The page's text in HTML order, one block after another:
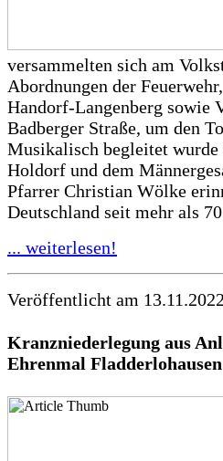
versammelten sich am
Abordnungen der
Handorf-Langenberg sowie
Badberger Straße, um den
Musikalisch begleitet
Holdorf und dem
Pfarrer Christian Wölke
Deutschland seit mehr als
... weiterlesen!
Veröffentlicht am 13.11.2022
Kranzniederlegung aus
Ehrenmal Fladderlohausen